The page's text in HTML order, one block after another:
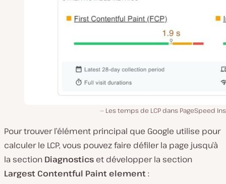
Les temps de LCP dans PageSpeed
Pour trouver l’élément principal que Google utilise pour
calculer le LCP, vous pouvez faire défiler la page jusqu’à
la section Diagnostics et développer la section
Largest Contentful Paint element: